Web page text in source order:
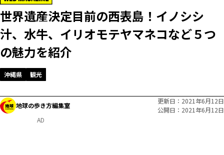
世界遺産決定目前の西表島！イノシシ
汁、水牛、イリオモテヤマネコなど５つ
の魅力を紹介
沖縄県 観光
地球の歩き方編集室
更新日
2021年6月12日
公開日
2021年6月12日
AD